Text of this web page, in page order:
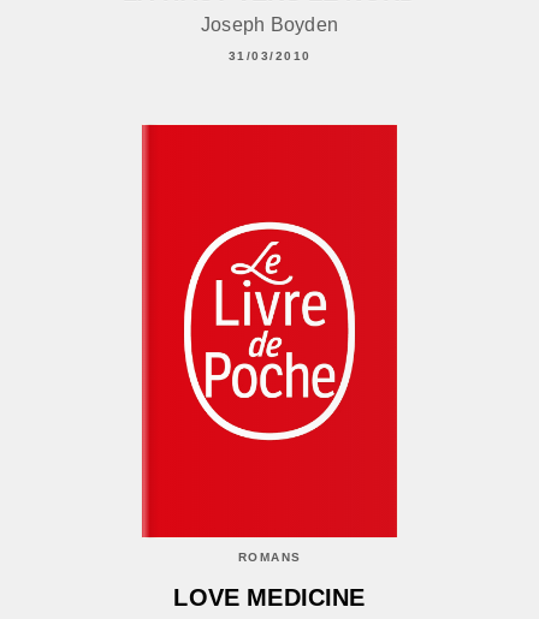
Joseph Boyden
31/03/2010
ROMANS
LOVE MEDICINE